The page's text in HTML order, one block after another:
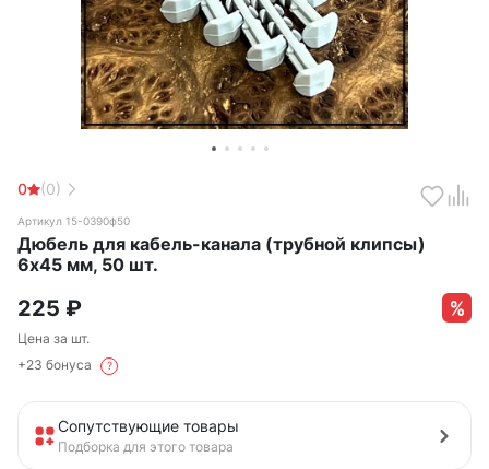
0 (0)
Артикул 15-0390ф50
Дюбель для кабель-канала (трубной клипсы)
6х45 мм, 50 шт.
225 ₽
Цена за шт.
+23 бонуса
?
Сопутствующие товары
Подборка для этого товара